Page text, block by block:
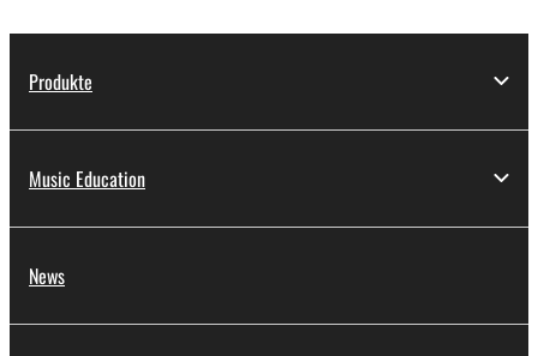
Produkte
Music Education
News